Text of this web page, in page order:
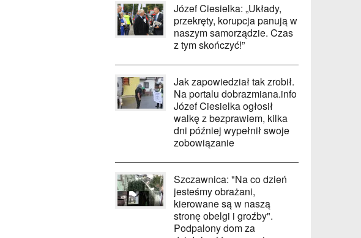
Józef Ciesielka: „Układy,
przekręty, korupcja panują w
naszym samorządzie. Czas
z tym skończyć!”
Jak zapowiedział tak zrobił.
Na portalu dobrazmiana.info
Józef Ciesielka ogłosił
walkę z bezprawiem, kilka
dni później wypełnił swoje
zobowiązanie
Szczawnica: "Na co dzień
jesteśmy obrażani,
kierowane są w naszą
stronę obelgi i groźby".
Podpalony dom za